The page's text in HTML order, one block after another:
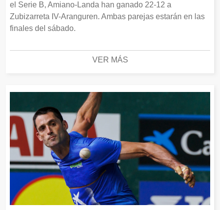
el Serie B, Amiano-Landa han ganado 22-12 a
Zubizarreta IV-Aranguren. Ambas parejas estarán en las
finales del sábado.
VER MÁS